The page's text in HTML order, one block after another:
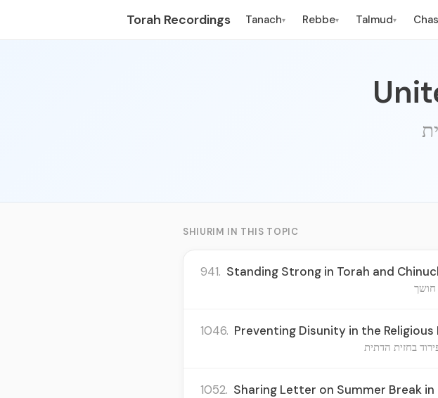
Torah Recordings Tanach▾ Rebbe▾ Talmud▾
SHIURIM IN THIS TOPIC
941. Standing Strong in Torah and
חושך
1046. Preventing Disunity in the Religious
בחזית הדתית
1052. Sharing Letter on Summer Break in